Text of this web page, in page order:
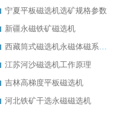
宁夏平板磁选机选矿规格参数
新疆永磁铁矿磁选机
西藏筒式磁选机永磁体磁系设计
江苏河沙磁选机工作原理
吉林高梯度平板磁选机
河北铁矿干选永磁磁选机